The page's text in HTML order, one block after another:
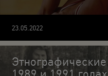
23.05.2022